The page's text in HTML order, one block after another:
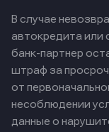
В случае
автокредита или
банк-партнер
штраф за
от
несоблюдении
данные о